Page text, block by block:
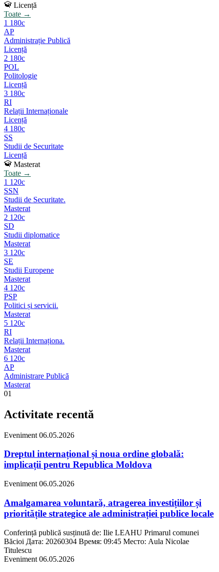
Licență
Toate →
1 180c
AP
Administrație Publică
Licență
2 180c
POL
Politologie
Licență
3 180c
RI
Relații Internaționale
Licență
4 180c
SS
Studii de Securitate
Licență
Masterat
Toate →
1 120c
SSN
Studii de Securitate.
Masterat
2 120c
SD
Studii diplomatice
Masterat
3 120c
SE
Studii Europene
Masterat
4 120c
PSP
Politici și servicii.
Masterat
5 120c
RI
Relații Internaționa.
Masterat
6 120c
AP
Administrare Publică
Masterat
01
Activitate recentă
Eveniment 06.05.2026
Dreptul internațional și noua ordine globală:
implicații pentru Republica Moldova
Eveniment 06.05.2026
Amalgamarea voluntară, atragerea investițiilor și
prioritățile strategice ale administrației publice locale
Conferință publică susținută de: Ilie LEAHU Primarul comunei
Băcioi Дата: 20260304 Время: 09:45 Место: Aula Nicolae
Titulescu
Eveniment 06.05.2026